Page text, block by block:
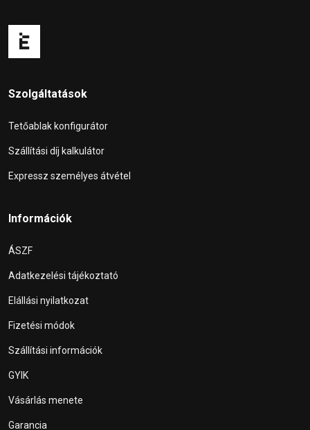
Szolgáltatások
Tetőablak konfigurátor
Szállítási díj kalkulátor
Expressz személyes átvétel
Információk
ÁSZF
Adatkezelési tájékoztató
Elállási nyilatkozat
Fizetési módok
Szállítási információk
GYIK
Vásárlás menete
Garancia